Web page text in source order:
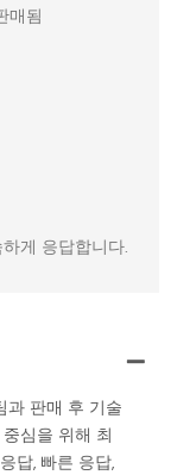
매됨
게 응답합니다.
과 판매 후 기술
심을 위해 최
답, 빠른 응답,